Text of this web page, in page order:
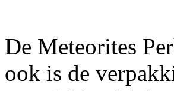
De Meteorites
ook is de